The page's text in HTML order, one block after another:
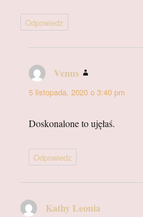
Odpowiedz
Venus
5 listopada, 2020 o 3:40 pm
Doskonalone to ujęłaś.
Odpowiedz
Kathy Leonia